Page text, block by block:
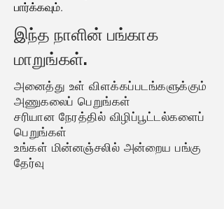
பார்க்கவும்.
இந்த நாளின் பங்காக
மாறுங்கள்.
அனைத்து உள் விளக்கப்படங்களுக்கும்
அணுகலைப் பெறுங்கள்
சரியான நேரத்தில் விழிப்பூட்டல்களைப்
பெறுங்கள்
உங்கள் மின்னஞ்சலில் அன்றைய பங்கு
தேர்வு